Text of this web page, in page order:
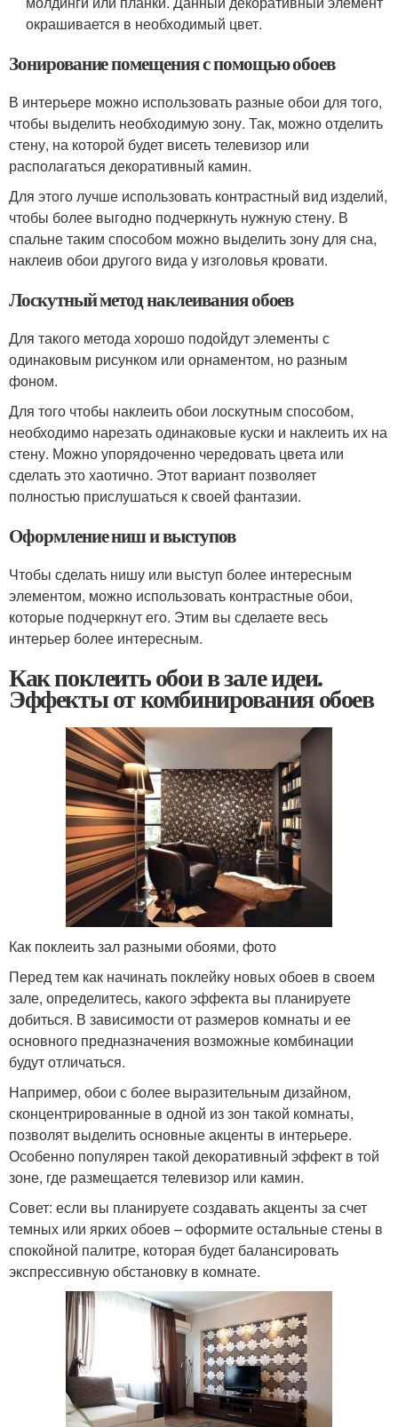
окрашивается в необходимый цвет.
Зонирование помещения с помощью обоев
В интерьере можно использовать разные обои для того,
чтобы выделить необходимую зону. Так, можно отделить
стену, на которой будет висеть телевизор или
располагаться декоративный камин.
Для этого лучше использовать контрастный вид изделий,
чтобы более выгодно подчеркнуть нужную стену. В
спальне таким способом можно выделить зону для сна,
наклеив обои другого вида у изголовья кровати.
Лоскутный метод наклеивания обоев
Для такого метода хорошо подойдут элементы с
одинаковым рисунком или орнаментом, но разным
фоном.
Для того чтобы наклеить обои лоскутным способом,
необходимо нарезать одинаковые куски и наклеить их на
стену. Можно упорядоченно чередовать цвета или
сделать это хаотично. Этот вариант позволяет
полностью прислушаться к своей фантазии.
Оформление ниш и выступов
Чтобы сделать нишу или выступ более интересным
элементом, можно использовать контрастные обои,
которые подчеркнут его. Этим вы сделаете весь
интерьер более интересным.
Как поклеить обои в зале идеи.
Эффекты от комбинирования обоев
Как поклеить зал разными обоями, фото
Перед тем как начинать поклейку новых обоев в своем
зале, определитесь, какого эффекта вы планируете
добиться. В зависимости от размеров комнаты и ее
основного предназначения возможные комбинации
будут отличаться.
Например, обои с более выразительным дизайном,
сконцентрированные в одной из зон такой комнаты,
позволят выделить основные акценты в интерьере.
Особенно популярен такой декоративный эффект в той
зоне, где размещается телевизор или камин.
Совет: если вы планируете создавать акценты за счет
темных или ярких обоев – оформите остальные стены в
спокойной палитре, которая будет балансировать
экспрессивную обстановку в комнате.